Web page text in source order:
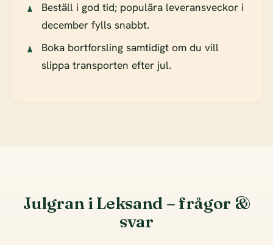
Beställ i god tid; populära leveransveckor i
december fylls snabbt.
Boka bortforsling samtidigt om du vill
slippa transporten efter jul.
Julgran i Leksand – frågor &
svar